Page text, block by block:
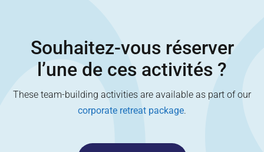
Souhaitez-vous réserver
l’une de ces activités ?
These team-building activities are available as part of our
corporate retreat package.